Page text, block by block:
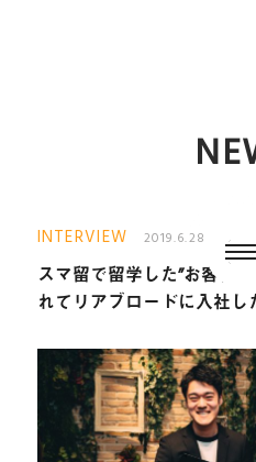
INTERVIEW 2019.6.28
スマ留で留学した”お客様”
れてリアブロードに入社し